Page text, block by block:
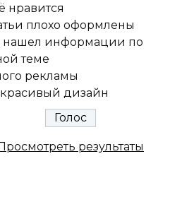
нравится
плохо оформлены
нашел информации по
теме
рекламы
дизайн
результаты